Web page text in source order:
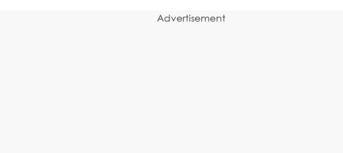
Advertisement